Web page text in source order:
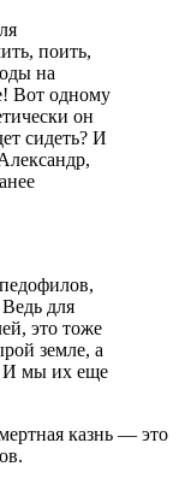
поить,
на
Вот одному
он
сидеть? И
для
это тоже
земле, а
И мы их еще
казнь — это